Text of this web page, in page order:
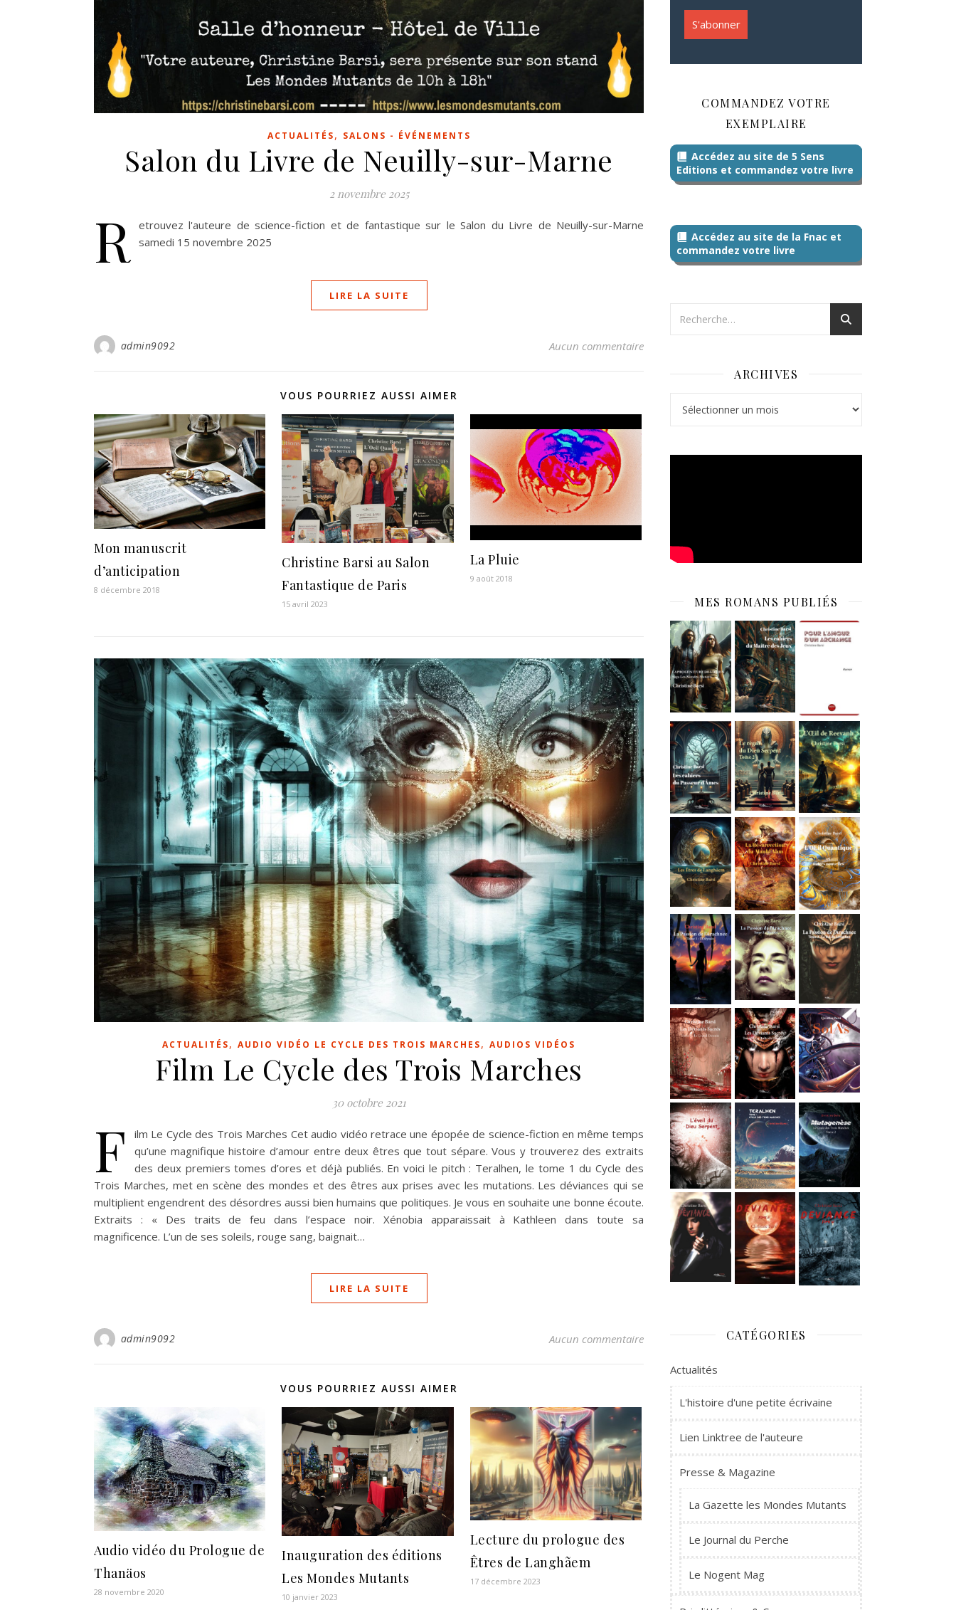
ACTUALITÉS, SALONS - ÉVÉNEMENTS
Salon du Livre de Neuilly-sur-Marne
2 novembre 2025
R etrouvez l'auteure de science-fiction et de fantastique sur le Salon du Livre de Neuilly-sur-Marne
samedi 15 novembre 2025
LIRE LA SUITE
admin9092 Aucun commentaire
VOUS POURRIEZ AUSSI AIMER
Mon manuscrit
d’anticipation
8 décembre 2018
Christine Barsi au Salon
Fantastique de Paris
15 avril 2023
La Pluie
9 août 2018
ACTUALITÉS, AUDIO VIDÉO LE CYCLE DES TROIS MARCHES, AUDIOS VIDÉOS
Film Le Cycle des Trois Marches
30 octobre 2021
F
ilm Le Cycle des Trois Marches Cet audio vidéo retrace une épopée de science-fiction en même temps
qu’une magnifique histoire d’amour entre deux êtres que tout sépare. Vous y trouverez des extraits
des deux premiers tomes d’ores et déjà publiés. En voici le pitch : Teralhen, le tome 1 du Cycle des
Trois Marches, met en scène des mondes et des êtres aux prises avec les mutations. Les déviances qui se
multiplient engendrent des désordres aussi bien humains que politiques. Je vous en souhaite une bonne écoute.
Extraits : « Des traits de feu dans l’espace noir. Xénobia apparaissait à Kathleen dans toute sa
magnificence. L’un de ses soleils, rouge sang, baignait…
LIRE LA SUITE
admin9092 Aucun commentaire
VOUS POURRIEZ AUSSI AIMER
Audio vidéo du Prologue de
Thanäos
28 novembre 2020
Inauguration des éditions
Les Mondes Mutants
10 janvier 2023
Lecture du prologue des
Êtres de Langhãem
17 décembre 2023
COMMANDEZ VOTRE
EXEMPLAIRE
Accédez au site de 5 Sens
Editions et commandez votre livre
Accédez au site de la Fnac et
commandez votre livre
ARCHIVES
MES ROMANS PUBLIÉS
CATÉGORIES
Actualités
L'histoire d'une petite écrivaine
Lien Linktree de l'auteure
Presse & Magazine
La Gazette les Mondes Mutants
Le Journal du Perche
Le Nogent Mag